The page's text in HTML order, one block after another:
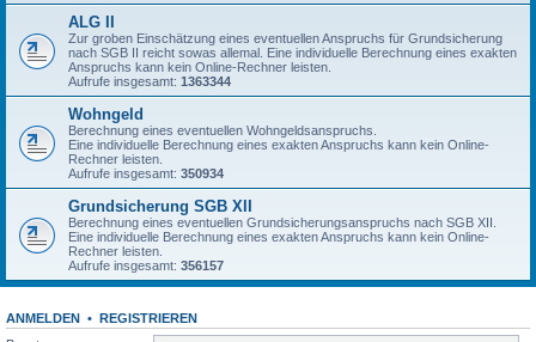
ALG II
Zur groben Einschätzung eines eventuellen Anspruchs für Grundsicherung
nach SGB II reicht sowas allemal. Eine individuelle Berechnung eines exakten
Anspruchs kann kein Online-Rechner leisten.
Aufrufe insgesamt: 1363344
Wohngeld
Berechnung eines eventuellen Wohngeldsanspruchs.
Eine individuelle Berechnung eines exakten Anspruchs kann kein Online-
Rechner leisten.
Aufrufe insgesamt: 350934
Grundsicherung SGB XII
Berechnung eines eventuellen Grundsicherungsanspruchs nach SGB XII.
Eine individuelle Berechnung eines exakten Anspruchs kann kein Online-
Rechner leisten.
Aufrufe insgesamt: 356157
ANMELDEN • REGISTRIEREN